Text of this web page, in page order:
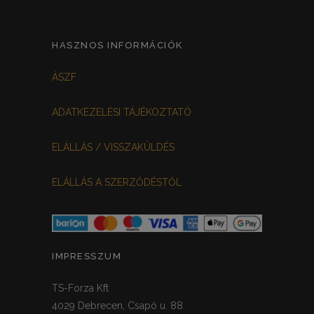
HASZNOS INFORMÁCIÓK
ÁSZF
ADATKEZELÉSI TÁJÉKOZTATÓ
ELÁLLÁS / VISSZAKÜLDÉS
ELÁLLÁS A SZERZŐDÉSTŐL
IMPRESSZUM
TS-Forza Kft
4029 Debrecen, Csapó u. 88.